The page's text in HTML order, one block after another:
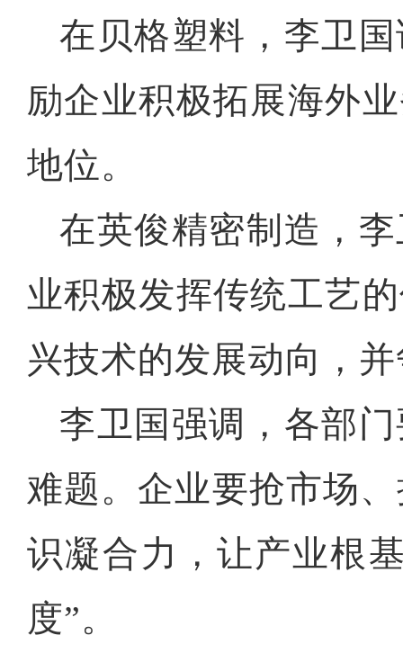
在贝格塑料，李卫
励企业积极拓展海外
地位。
在英俊精密制造，
业积极发挥传统工艺
兴技术的发展动向，
李卫国强调，各部
难题。企业要抢市场
识凝合力，让产业根
度”。